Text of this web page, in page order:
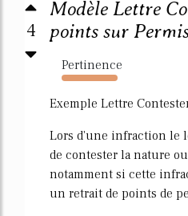
4
Modèle Lettre
points sur
Pertinence
1820%
Exemple Lettre
Lors d'une infraction le
de contester la nature
notamment si cette
un retrait de points de